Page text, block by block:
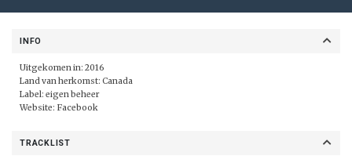
INFO
Uitgekomen in: 2016
Land van herkomst: Canada
Label: eigen beheer
Website: Facebook
TRACKLIST